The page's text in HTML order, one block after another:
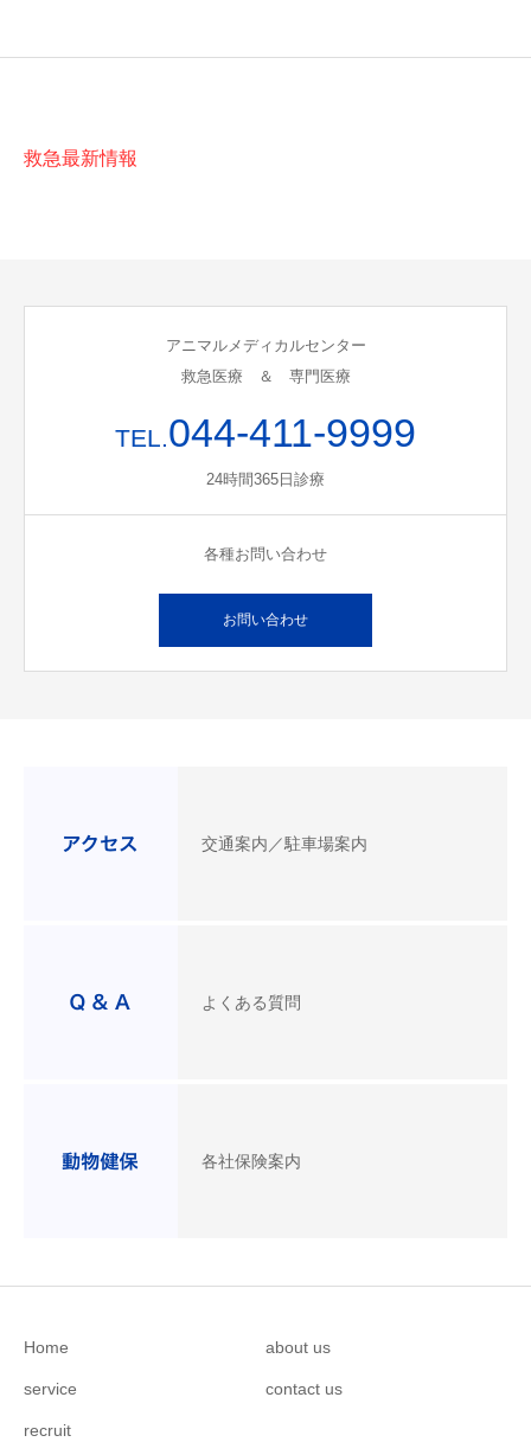
救急最新情報
アニマルメディカルセンター
救急医療 ＆ 専門医療
TEL.044-411-9999
24時間365日診療
各種お問い合わせ
お問い合わせ
交通案内／駐車場案内
よくある質問
各社保険案内
Home about us
service contact us
recruit